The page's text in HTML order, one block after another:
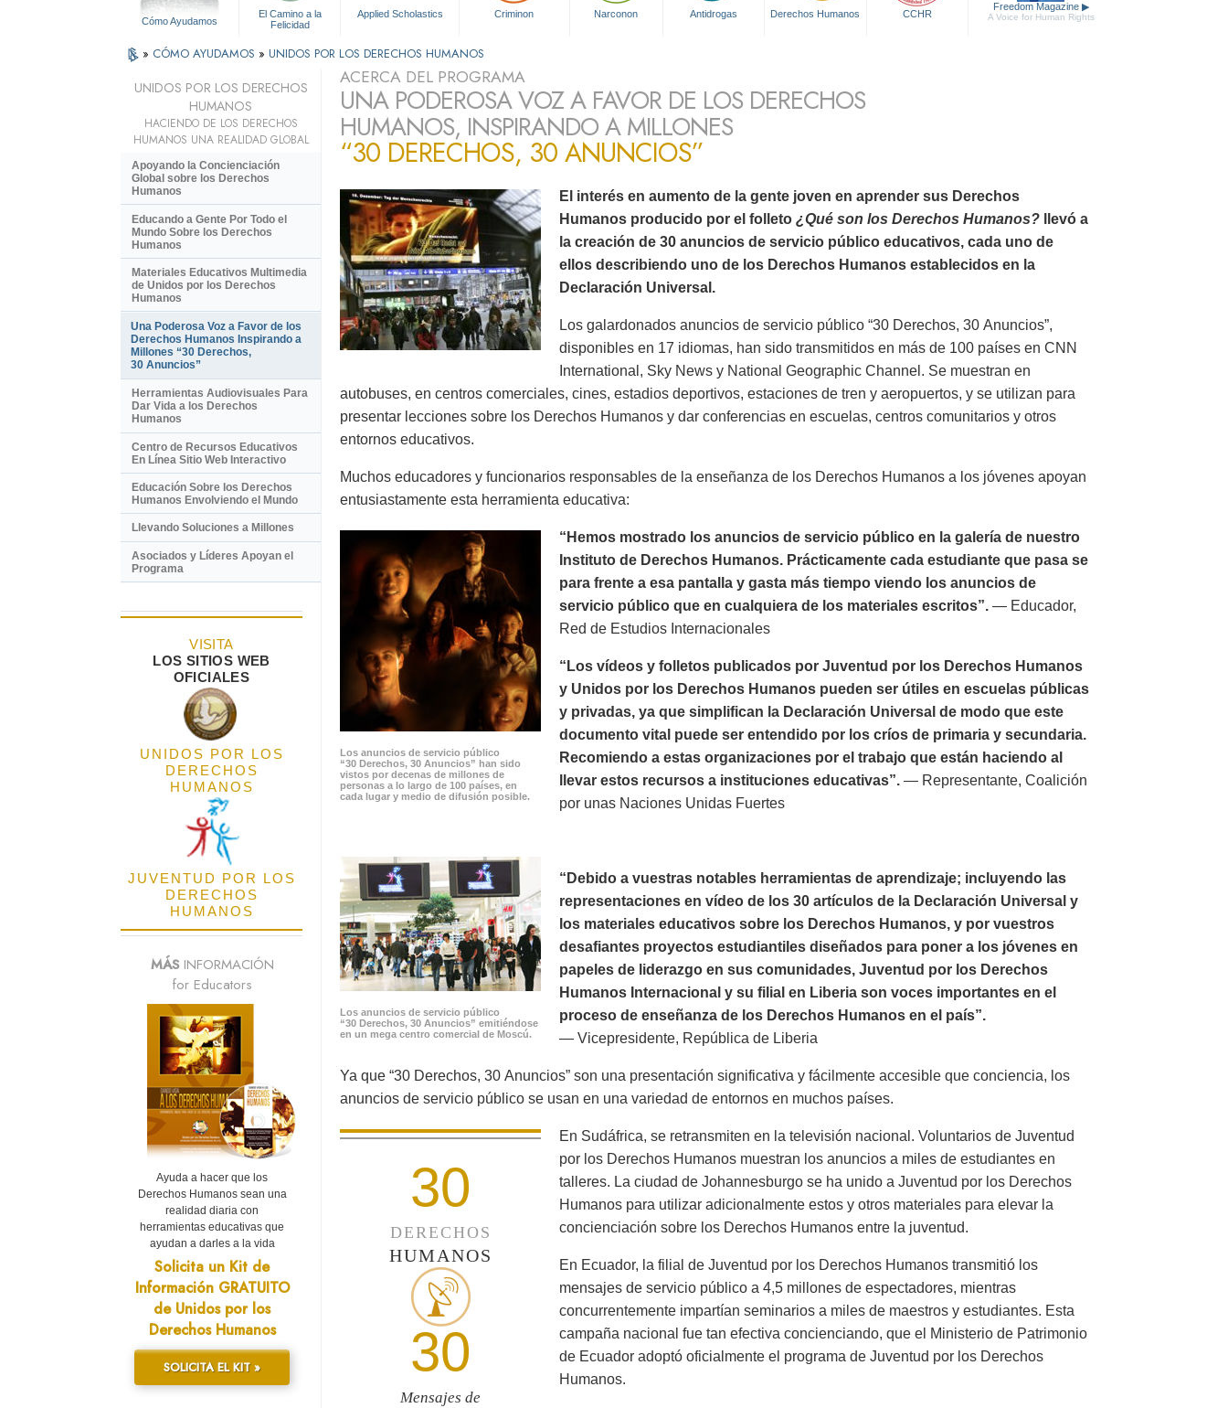
Cómo Ayudamos
El Camino a la
Felicidad
Applied Scholastics Criminon Narconon Antidrogas Derechos Humanos CCHR
Freedom Magazine ▶
A Voice for Human Rights
» CÓMO AYUDAMOS » UNIDOS POR LOS DERECHOS HUMANOS
ACERCA DEL PROGRAMA
UNA PODEROSA VOZ A FAVOR DE LOS DERECHOS
HUMANOS, INSPIRANDO A MILLONES
“30 DERECHOS, 30 ANUNCIOS”
El interés en aumento de la gente joven en aprender sus Derechos
Humanos producido por el folleto ¿Qué son los Derechos Humanos? llevó a
la creación de 30 anuncios de servicio público educativos, cada uno de
ellos describiendo uno de los Derechos Humanos establecidos en la
Declaración Universal.
Los galardonados anuncios de servicio público “30 Derechos, 30 Anuncios”,
disponibles en 17 idiomas, han sido transmitidos en más de 100 países en CNN
International, Sky News y National Geographic Channel. Se muestran en
autobuses, en centros comerciales, cines, estadios deportivos, estaciones de tren y aeropuertos, y se utilizan para
presentar lecciones sobre los Derechos Humanos y dar conferencias en escuelas, centros comunitarios y otros
entornos educativos.
Muchos educadores y funcionarios responsables de la enseñanza de los Derechos Humanos a los jóvenes apoyan
entusiastamente esta herramienta educativa:
Los anuncios de servicio público
“30 Derechos, 30 Anuncios” han sido
vistos por decenas de millones de
personas a lo largo de 100 países, en
cada lugar y medio de difusión posible.
“Hemos mostrado los anuncios de servicio público en la galería de nuestro
Instituto de Derechos Humanos. Prácticamente cada estudiante que pasa se
para frente a esa pantalla y gasta más tiempo viendo los anuncios de
servicio público que en cualquiera de los materiales escritos”. — Educador,
Red de Estudios Internacionales
“Los vídeos y folletos publicados por Juventud por los Derechos Humanos
y Unidos por los Derechos Humanos pueden ser útiles en escuelas públicas
y privadas, ya que simplifican la Declaración Universal de modo que este
documento vital puede ser entendido por los críos de primaria y secundaria.
Recomiendo a estas organizaciones por el trabajo que están haciendo al
llevar estos recursos a instituciones educativas”. — Representante, Coalición
por unas Naciones Unidas Fuertes
Los anuncios de servicio público
“30 Derechos, 30 Anuncios” emitiéndose
en un mega centro comercial de Moscú.
“Debido a vuestras notables herramientas de aprendizaje; incluyendo las
representaciones en vídeo de los 30 artículos de la Declaración Universal y
los materiales educativos sobre los Derechos Humanos, y por vuestros
desafiantes proyectos estudiantiles diseñados para poner a los jóvenes en
papeles de liderazgo en sus comunidades, Juventud por los Derechos
Humanos Internacional y su filial en Liberia son voces importantes en el
proceso de enseñanza de los Derechos Humanos en el país”.
— Vicepresidente, República de Liberia
Ya que “30 Derechos, 30 Anuncios” son una presentación significativa y fácilmente accesible que conciencia, los
anuncios de servicio público se usan en una variedad de entornos en muchos países.
30
DERECHOS
HUMANOS
30
Mensajes de
En Sudáfrica, se retransmiten en la televisión nacional. Voluntarios de Juventud
por los Derechos Humanos muestran los anuncios a miles de estudiantes en
talleres. La ciudad de Johannesburgo se ha unido a Juventud por los Derechos
Humanos para utilizar adicionalmente estos y otros materiales para elevar la
concienciación sobre los Derechos Humanos entre la juventud.
En Ecuador, la filial de Juventud por los Derechos Humanos transmitió los
mensajes de servicio público a 4,5 millones de espectadores, mientras
concurrentemente impartían seminarios a miles de maestros y estudiantes. Esta
campaña nacional fue tan efectiva concienciando, que el Ministerio de Patrimonio
de Ecuador adoptó oficialmente el programa de Juventud por los Derechos
Humanos.
UNIDOS POR LOS DERECHOS
HUMANOS
HACIENDO DE LOS DERECHOS
HUMANOS UNA REALIDAD GLOBAL
Apoyando la Concienciación
Global sobre los Derechos
Humanos
Educando a Gente Por Todo el
Mundo Sobre los Derechos
Humanos
Materiales Educativos Multimedia
de Unidos por los Derechos
Humanos
Una Poderosa Voz a Favor de los
Derechos Humanos Inspirando a
Millones “30 Derechos,
30 Anuncios”
Herramientas Audiovisuales Para
Dar Vida a los Derechos
Humanos
Centro de Recursos Educativos
En Línea Sitio Web Interactivo
Educación Sobre los Derechos
Humanos Envolviendo el Mundo
Llevando Soluciones a Millones
Asociados y Líderes Apoyan el
Programa
VISITA
LOS SITIOS WEB
OFICIALES
UNIDOS POR LOS
DERECHOS
HUMANOS
JUVENTUD POR LOS
DERECHOS
HUMANOS
MÁSINFORMACIÓN
for Educators
Ayuda a hacer que los
Derechos Humanos sean una
realidad diaria con
herramientas educativas que
ayudan a darles a la vida
Solicita un Kit de
Información GRATUITO
de Unidos por los
Derechos Humanos
SOLICITA EL KIT »